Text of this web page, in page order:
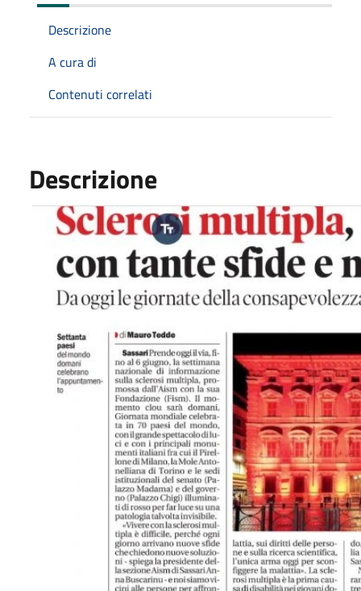
Descrizione
A cura di
Contenuti correlati
Descrizione